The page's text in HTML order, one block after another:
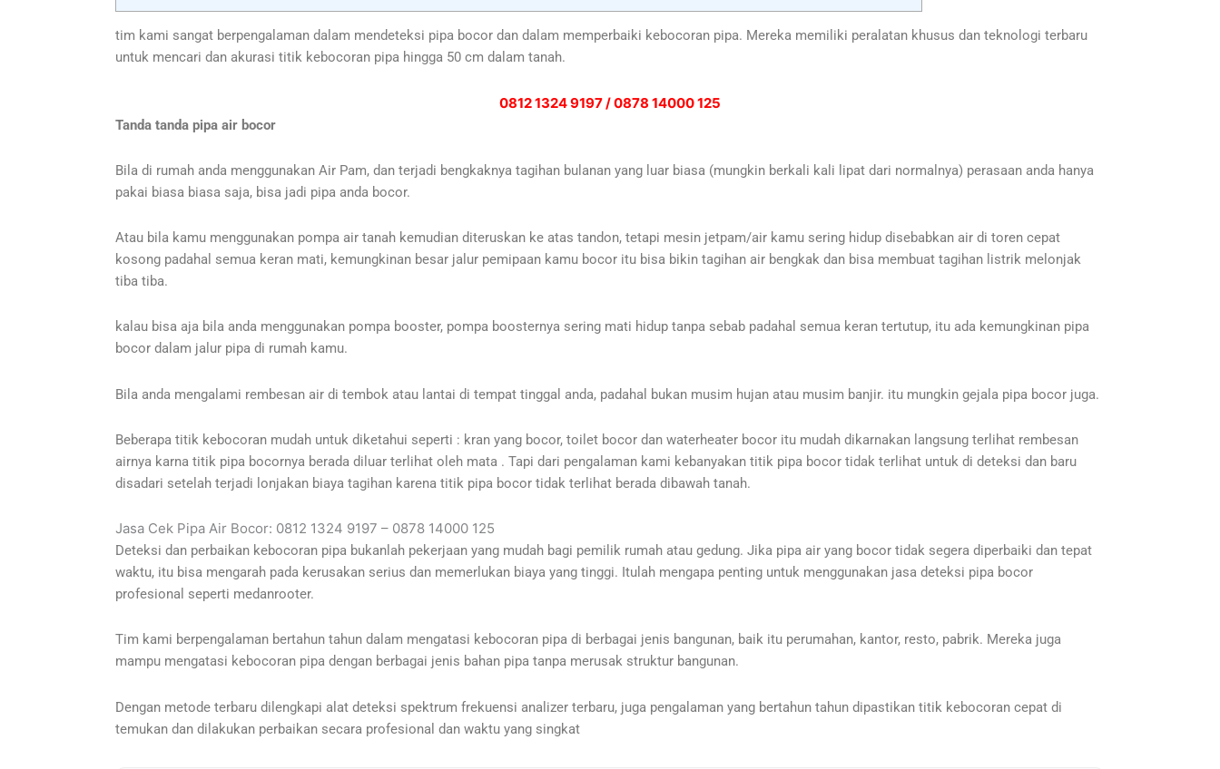
tim kami sangat berpengalaman dalam mendeteksi pipa bocor dan dalam memperbaiki kebocoran pipa. Mereka memiliki peralatan khusus dan teknologi terbaru
untuk mencari dan akurasi titik kebocoran pipa hingga 50 cm dalam tanah.
0812 1324 9197 / 0878 14000 125
Tanda tanda pipa air bocor
Bila di rumah anda menggunakan Air Pam, dan terjadi bengkaknya tagihan bulanan yang luar biasa (mungkin berkali kali lipat dari normalnya) perasaan anda hanya
pakai biasa biasa saja, bisa jadi pipa anda bocor.
Atau bila kamu menggunakan pompa air tanah kemudian diteruskan ke atas tandon, tetapi mesin jetpam/air kamu sering hidup disebabkan air di toren cepat
kosong padahal semua keran mati, kemungkinan besar jalur pemipaan kamu bocor itu bisa bikin tagihan air bengkak dan bisa membuat tagihan listrik melonjak
tiba tiba.
kalau bisa aja bila anda menggunakan pompa booster, pompa boosternya sering mati hidup tanpa sebab padahal semua keran tertutup, itu ada kemungkinan pipa
bocor dalam jalur pipa di rumah kamu.
Bila anda mengalami rembesan air di tembok atau lantai di tempat tinggal anda, padahal bukan musim hujan atau musim banjir. itu mungkin gejala pipa bocor juga.
Beberapa titik kebocoran mudah untuk diketahui seperti : kran yang bocor, toilet bocor dan waterheater bocor itu mudah dikarnakan langsung terlihat rembesan
airnya karna titik pipa bocornya berada diluar terlihat oleh mata . Tapi dari pengalaman kami kebanyakan titik pipa bocor tidak terlihat untuk di deteksi dan baru
disadari setelah terjadi lonjakan biaya tagihan karena titik pipa bocor tidak terlihat berada dibawah tanah.
Jasa Cek Pipa Air Bocor: 0812 1324 9197 – 0878 14000 125
Deteksi dan perbaikan kebocoran pipa bukanlah pekerjaan yang mudah bagi pemilik rumah atau gedung. Jika pipa air yang bocor tidak segera diperbaiki dan tepat
waktu, itu bisa mengarah pada kerusakan serius dan memerlukan biaya yang tinggi. Itulah mengapa penting untuk menggunakan jasa deteksi pipa bocor
profesional seperti medanrooter.
Tim kami berpengalaman bertahun tahun dalam mengatasi kebocoran pipa di berbagai jenis bangunan, baik itu perumahan, kantor, resto, pabrik. Mereka juga
mampu mengatasi kebocoran pipa dengan berbagai jenis bahan pipa tanpa merusak struktur bangunan.
Dengan metode terbaru dilengkapi alat deteksi spektrum frekuensi analizer terbaru, juga pengalaman yang bertahun tahun dipastikan titik kebocoran cepat di
temukan dan dilakukan perbaikan secara profesional dan waktu yang singkat